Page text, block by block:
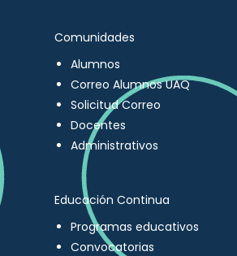
Comunidades
Alumnos
Correo Alumnos UAQ
Solicitud Correo
Docentes
Administrativos
Educación Continua
Programas educativos
Convocatorias